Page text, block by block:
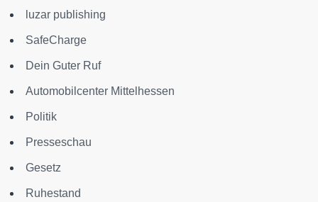
luzar publishing
SafeCharge
Dein Guter Ruf
Automobilcenter Mittelhessen
Politik
Presseschau
Gesetz
Ruhestand